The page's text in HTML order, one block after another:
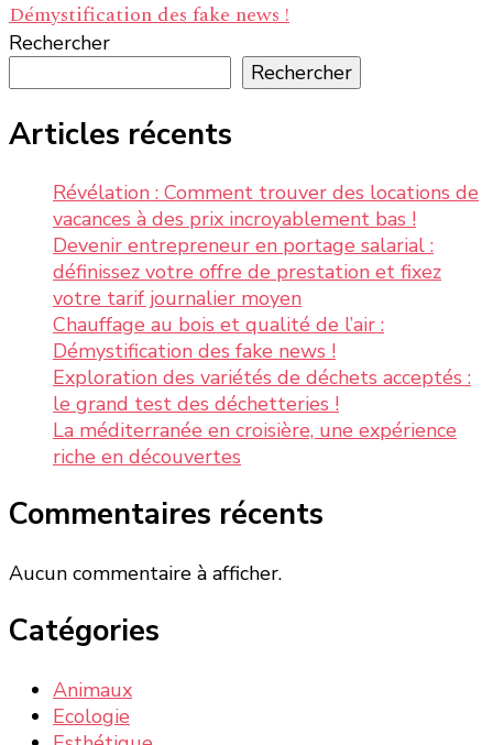
Démystification des fake news !
Rechercher
Rechercher
Articles récents
Révélation : Comment trouver des locations de
vacances à des prix incroyablement bas !
Devenir entrepreneur en portage salarial :
définissez votre offre de prestation et fixez
votre tarif journalier moyen
Chauffage au bois et qualité de l’air :
Démystification des fake news !
Exploration des variétés de déchets acceptés :
le grand test des déchetteries !
La méditerranée en croisière, une expérience
riche en découvertes
Commentaires récents
Aucun commentaire à afficher.
Catégories
Animaux
Ecologie